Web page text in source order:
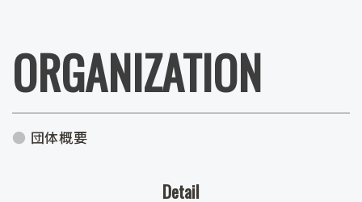
ORGANIZATION
団体概要
Detail